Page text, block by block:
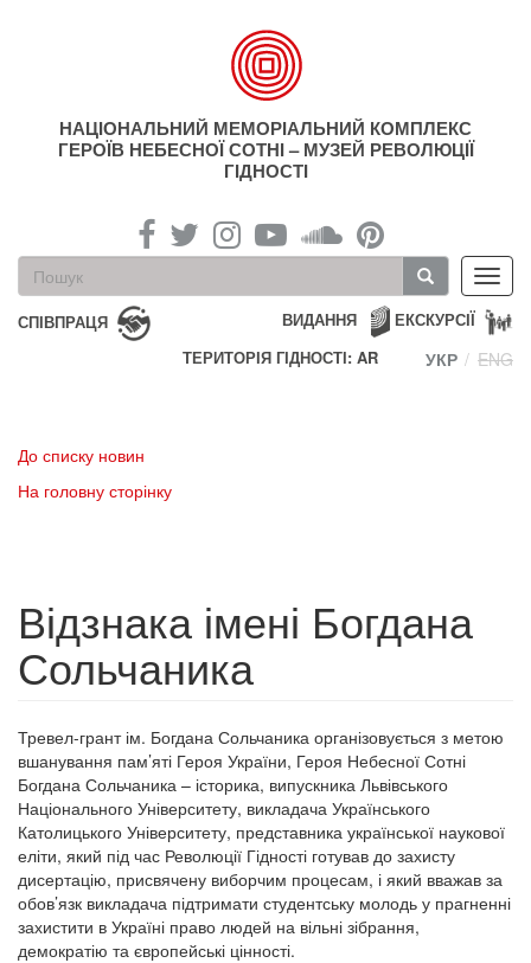
НАЦІОНАЛЬНИЙ МЕМОРІАЛЬНИЙ КОМПЛЕКС
ГЕРОЇВ НЕБЕСНОЇ СОТНІ – МУЗЕЙ РЕВОЛЮЦІЇ
ГІДНОСТІ
Пошукова
форма
Пошук
СПІВПРАЦЯ ЕКСКУРСІЇ
ВИДАННЯ
ТЕРИТОРІЯ ГІДНОСТІ: AR
УКР ENG
До списку новин
На головну сторінку
Відзнака імені Богдана
Сольчаника
Тревел-грант ім. Богдана Сольчаника організовується з метою
вшанування пам’яті Героя України, Героя Небесної Сотні
Богдана Сольчаника – історика, випускника Львівського
Національного Університету, викладача Українського
Католицького Університету, представника української наукової
еліти, який під час Революції Гідності готував до захисту
дисертацію, присвячену виборчим процесам, і який вважав за
обов’язк викладача підтримати студентську молодь у прагненні
захистити в Україні право людей на вільні зібрання,
демократію та європейські цінності.